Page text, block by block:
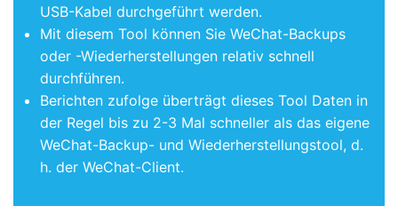
USB-Kabel durchgeführt werden.
Mit diesem Tool können Sie WeChat-Backups
oder -Wiederherstellungen relativ schnell
durchführen.
Berichten zufolge überträgt dieses Tool Daten in
der Regel bis zu 2-3 Mal schneller als das eigene
WeChat-Backup- und Wiederherstellungstool, d.
h. der WeChat-Client.